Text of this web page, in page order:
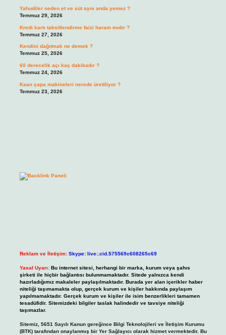
Yahudiler neden et ve süt aynı anda yemez ?
Temmuz 29, 2026
Kredi kartı taksitlendirme faizi haram mıdır ?
Temmuz 27, 2026
Kendini dağıtmak ne demek ?
Temmuz 25, 2026
60 derecelik açı kaç dakikadır ?
Temmuz 24, 2026
Kaan çapa makineleri nerede üretiliyor ?
Temmuz 23, 2026
Reklam ve İletişim: Skype: live:.cid.575569c608265c69
Yasal Uyarı: Bu internet sitesi, herhangi bir marka, kurum veya şahıs
şirketi ile hiçbir bağlantısı bulunmamaktadır. Sitede yalnızca kendi
hazırladığımız makaleler paylaşılmaktadır. Burada yer alan içerikler haber
niteliği taşımamakta olup, gerçek kurum ve kişiler hakkında paylaşım
yapılmamaktadır. Gerçek kurum ve kişiler ile isim benzerlikleri tamamen
tesadüfidir. Sitemizdeki bilgiler taslak halindedir ve tavsiye niteliği
taşımazlar.
Sitemiz, 5651 Sayılı Kanun gereğince Bilgi Teknolojileri ve İletişim Kurumu
(BTK) tarafından onaylanmış bir Yer Sağlayıcı olarak hizmet vermektedir. Bu